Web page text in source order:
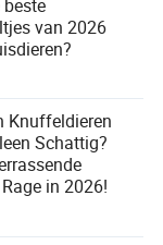
van 2026
Knuffeldieren
Schattig?
in 2026!